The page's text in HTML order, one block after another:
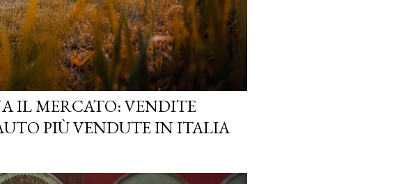
IL MERCATO: VENDITE
PIÙ VENDUTE IN ITALIA